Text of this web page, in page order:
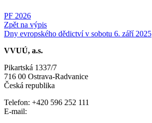
PF 2026
Zpět na výpis
Dny evropského dědictví v sobotu 6. září 2025
VVUÚ, a.s.
Pikartská 1337/7
716 00 Ostrava-Radvanice
Česká republika
Telefon: +420 596 252 111
E-mail: